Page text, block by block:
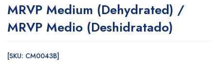
MRVP Medium (Dehydrated) /
MRVP Medio (Deshidratado)
[SKU: CM0043B]